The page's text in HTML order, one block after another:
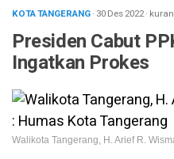
KOTA TANGERANG· 30 Des 2022·
Presiden Cabut
Ingatkan Prokes
Walikota Tangerang, H. Arief R.